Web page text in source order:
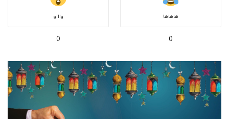
هاهاها
0
واااو
0